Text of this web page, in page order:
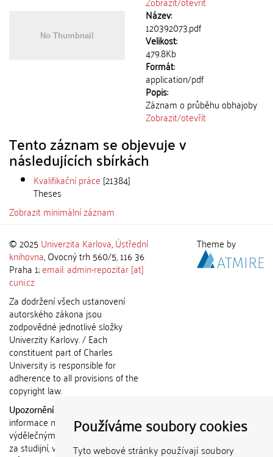
Používáme soubory cookies
Tyto webové stránky používají soubory
Název:
120392073.pdf
Velikost:
479.8Kb
Formát:
application/pdf
Popis:
Záznam o průběhu obhajoby
Zobrazit/otevřít
Tento záznam se objevuje v
následujících sbírkách
Kvalifikační práce [21384]
Theses
Zobrazit minimální záznam
© 2025 Univerzita Karlova,Ústřední
knihovna, Ovocný trh 560/5, 116 36
Praha 1;email: admin-repozitar [at]
cuni.cz
Za dodržení všech ustanovení
autorského zákona jsou
zodpovědné jednotlivé složky
Univerzity Karlovy. / Each
constituent part of Charles
University is responsible for
adherence to all provisions of the
copyright law.
Upozornění / Notice:
informace nemohou být použity k
výdělečným účelům nebo vydávány
za studijní, vědeckou nebo jinou
Theme by